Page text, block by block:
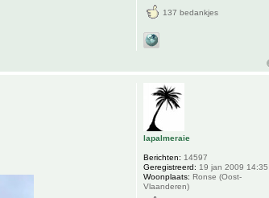
137 bedankjes
lapalmeraie
Berichten: 14597
Geregistreerd: 19 jan 2009 14:35
Woonplaats: Ronse (Oost-
Vlaanderen)